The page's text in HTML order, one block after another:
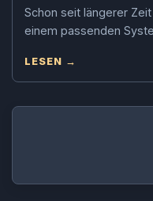
Schon seit längerer
einem passenden
LESEN →